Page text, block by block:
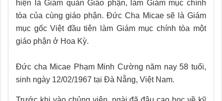
hiện là Giám quản Giáo phận, làm Giám mục chính
tòa của cùng giáo phận. Đức Cha Micae sẽ là Giám
mục gốc Việt đầu tiên làm Giám mục chính tòa một
giáo phận ở Hoa Kỳ.
Đức cha Micae Phạm Minh Cường năm nay 58 tuổi,
sinh ngày 12/02/1967 tại Đà Nẵng, Việt Nam.